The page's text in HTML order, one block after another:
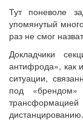
Тут поневоле
упомянутый
раз не смог
Докладчики
антифрода», как
ситуации,
под
дистанцированию.